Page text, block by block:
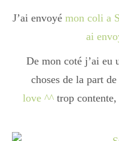
Les
Mes
J’ai envoyé mon coli a
ai
De mon coté j’ai eu
choses de la part de
love ^^trop contente,